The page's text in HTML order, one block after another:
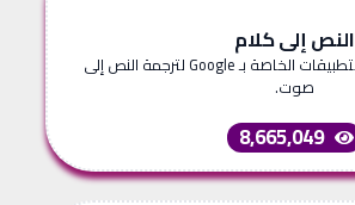
النص إلى كلام
استخدام واجهة برمجة التطبيقات الخاصة بـ Google لترجمة النص إلى
صوت.
8,665,049